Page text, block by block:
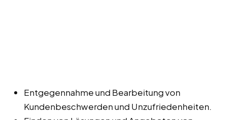
Entgegennahme und Bearbeitung von
Kundenbeschwerden und Unzufriedenheiten.